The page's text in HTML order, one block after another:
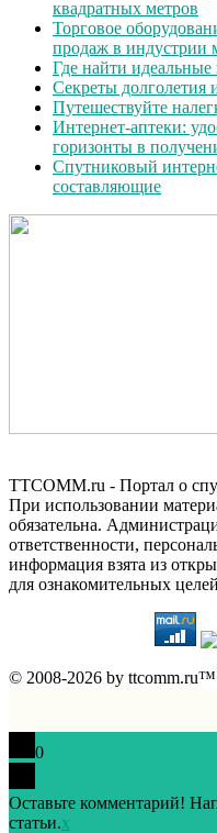
квадратных метров
Торговое
продаж в индустрии
Где найти
Секреты долголетия
Путешествуйте
Интернет-аптеки:
горизонты в
Спутниковый
составляющие
TTCOMM.ru - Портал о
При использовании
обязательна.
ответственности,
информация взята из
для ознакомительных
© 2008-2026 by ttcomm.ru™
0
Оставьте комментарий!
статьи.x